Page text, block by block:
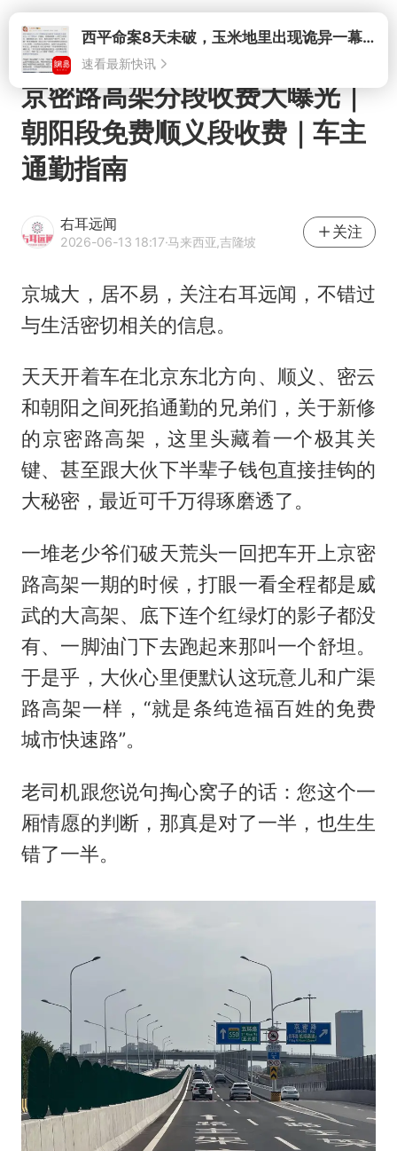
打开
京密路高架分段收费大曝光｜
朝阳段免费顺义段收费｜车主
通勤指南
右耳远闻
2026-06-13 18:17·马来西亚,吉隆坡
关注
京城大，居不易，关注右耳远闻，不错过
与生活密切相关的信息。
天天开着车在北京东北方向、顺义、密云
和朝阳之间死掐通勤的兄弟们，关于新修
的京密路高架，这里头藏着一个极其关
键、甚至跟大伙下半辈子钱包直接挂钩的
大秘密，最近可千万得琢磨透了。
一堆老少爷们破天荒头一回把车开上京密
路高架一期的时候，打眼一看全程都是威
武的大高架、底下连个红绿灯的影子都没
有、一脚油门下去跑起来那叫一个舒坦。
于是乎，大伙心里便默认这玩意儿和广渠
路高架一样，“就是条纯造福百姓的免费
城市快速路”。
老司机跟您说句掏心窝子的话：您这个一
厢情愿的判断，那真是对了一半，也生生
错了一半。